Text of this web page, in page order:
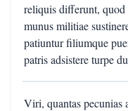
reliquis differunt, quod
munus militiae
patiuntur filiumque
patris adsistere turpe
Viri, quantas pecunias